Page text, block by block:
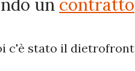
un contratto
c'è stato il dietrofront